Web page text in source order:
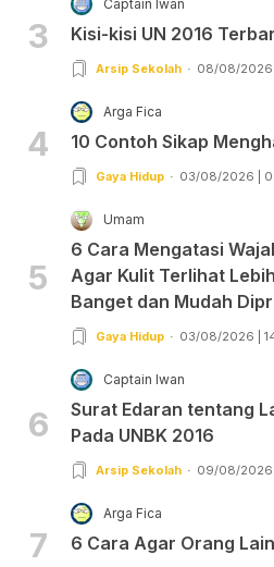
3
Captain Iwan
Kisi-kisi UN 2016
Arsip Sekolah 08/08/2026
4
Arga Fica
10 Contoh Sikap
Gaya Hidup 03/08/2026 |
5
Umam
6 Cara Mengatasi
Agar Kulit Terlihat
Banget dan Mudah
Gaya Hidup 03/08/2026 |
6
Captain Iwan
Surat Edaran tentang
Pada UNBK 2016
Arsip Sekolah 09/08/2026
7
Arga Fica
6 Cara Agar Orang